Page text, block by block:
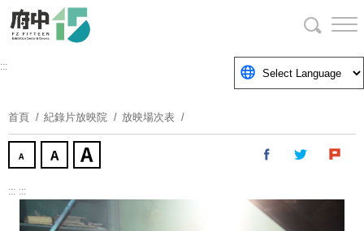
要
塊
:::
首頁 紀錄片放映院 放映場次表
::: :::